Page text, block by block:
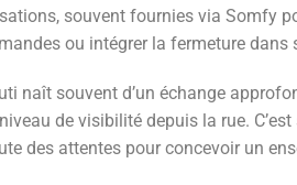
souvent fournies via Somfy
ou intégrer la fermeture
naît souvent d’un échange
de visibilité depuis la rue.
des attentes pour concevoir un